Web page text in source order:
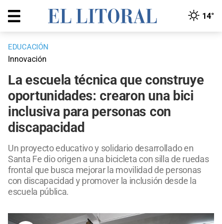
14°
EDUCACIÓN
Innovación
La escuela técnica que construye
oportunidades: crearon una bici
inclusiva para personas con
discapacidad
Un proyecto educativo y solidario desarrollado en
Santa Fe dio origen a una bicicleta con silla de ruedas
frontal que busca mejorar la movilidad de personas
con discapacidad y promover la inclusión desde la
escuela pública.